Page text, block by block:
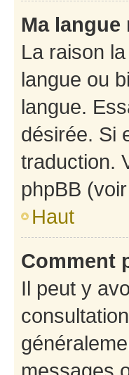
Ma langue
La raison
langue ou
langue.
désirée. Si
traduction.
phpBB
Haut
Comment
Il peut y